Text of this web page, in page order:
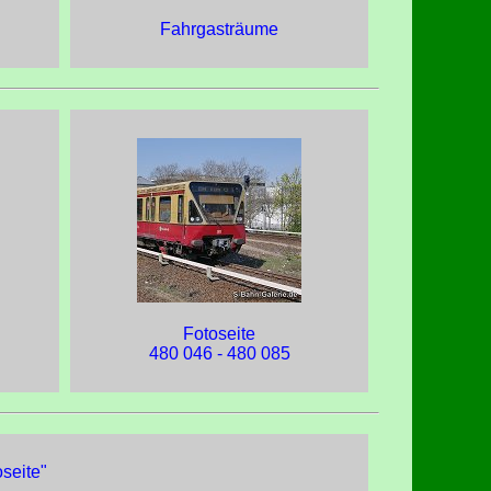
Fahrgasträume
Fotoseite
480 046 - 480 085